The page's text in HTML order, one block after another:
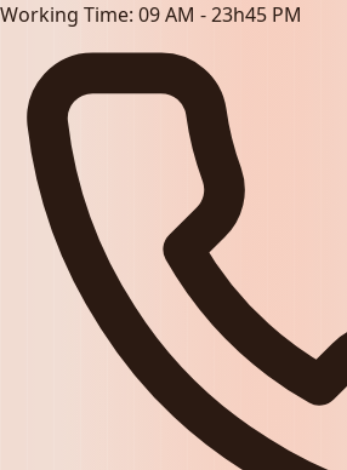
Working Time: 09 AM - 23h45 PM